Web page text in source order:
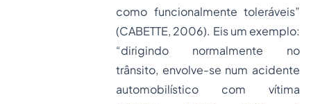
como funcionalmente toleráveis”
(CABETTE, 2006). Eis um exemplo:
“dirigindo normalmente no
trânsito, envolve-se num acidente
automobilístico com vítima